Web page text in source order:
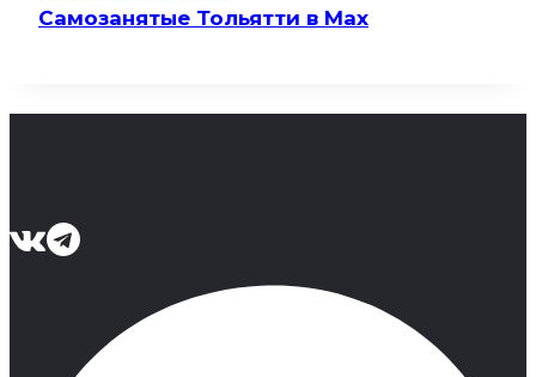
Самозанятые Тольятти в Max